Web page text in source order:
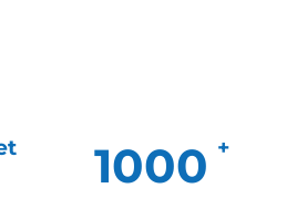
1000 +